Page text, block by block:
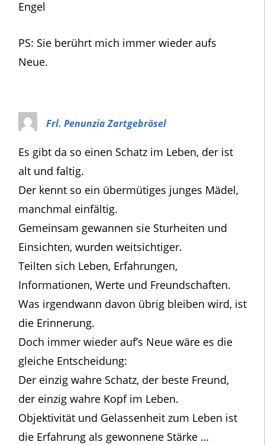
Engel
PS: Sie berührt mich immer wieder aufs
Neue.
Frl. Penunzia Zartgebrösel
Es gibt da so einen Schatz im Leben, der ist
alt und faltig.
Der kennt so ein übermütiges junges Mädel,
manchmal einfältig.
Gemeinsam gewannen sie Sturheiten und
Einsichten, wurden weitsichtiger.
Teilten sich Leben, Erfahrungen,
Informationen, Werte und Freundschaften.
Was irgendwann davon übrig bleiben wird, ist
die Erinnerung.
Doch immer wieder auf’s Neue wäre es die
gleiche Entscheidung:
Der einzig wahre Schatz, der beste Freund,
der einzig wahre Kopf im Leben.
Objektivität und Gelassenheit zum Leben ist
die Erfahrung als gewonnene Stärke …